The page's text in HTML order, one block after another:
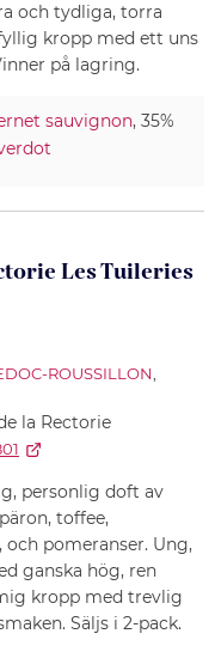
och tydliga, torra
kropp med ett uns
på lagring.
sauvignon, 35%
Les Tuileries
ROUSSILLON,
la Rectorie
personlig doft av
toffee,
och pomeranser. Ung,
ganska hög, ren
kropp med trevlig
Säljs i 2-pack.